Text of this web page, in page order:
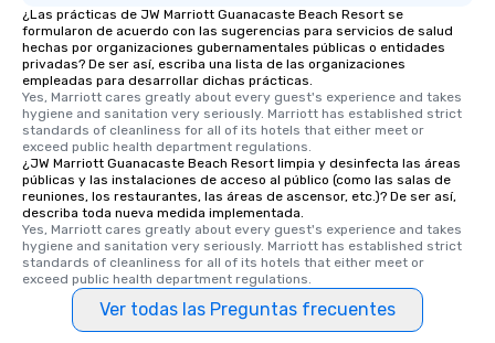
¿Las prácticas de JW Marriott Guanacaste Beach Resort se
formularon de acuerdo con las sugerencias para servicios de salud
hechas por organizaciones gubernamentales públicas o entidades
privadas? De ser así, escriba una lista de las organizaciones
empleadas para desarrollar dichas prácticas.
Yes, Marriott cares greatly about every guest's experience and takes
hygiene and sanitation very seriously. Marriott has established strict
standards of cleanliness for all of its hotels that either meet or
exceed public health department regulations.
¿JW Marriott Guanacaste Beach Resort limpia y desinfecta las áreas
públicas y las instalaciones de acceso al público (como las salas de
reuniones, los restaurantes, las áreas de ascensor, etc.)? De ser así,
describa toda nueva medida implementada.
Yes, Marriott cares greatly about every guest's experience and takes
hygiene and sanitation very seriously. Marriott has established strict
standards of cleanliness for all of its hotels that either meet or
exceed public health department regulations.
Ver todas las Preguntas frecuentes